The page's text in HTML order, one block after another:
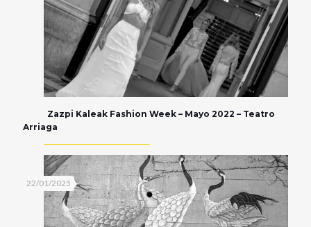
Zazpi Kaleak Fashion Week – Mayo 2022 – Teatro
Arriaga
22/01/2025